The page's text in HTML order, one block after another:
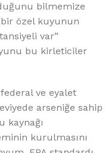
bilmemize
özel kuyunun
var”
bu kirleticiler
ve eyalet
arseniğe sahip
kaynağı
kurulmasını